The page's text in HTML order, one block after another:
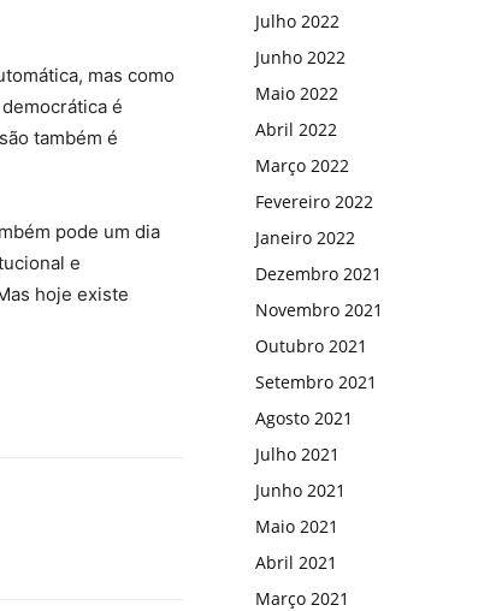
mas como
é
também é
pode um dia
e
hoje existe
Julho 2022
Junho 2022
Maio 2022
Abril 2022
Março 2022
Fevereiro 2022
Janeiro 2022
Dezembro 2021
Novembro 2021
Outubro 2021
Setembro 2021
Agosto 2021
Julho 2021
Junho 2021
Maio 2021
Abril 2021
Março 2021